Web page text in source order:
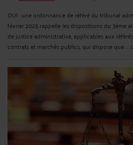
OUI : une ordonnance de référé du tribunal
février 2025 rappelle les dispositions du 3ème
de justice administrative, applicables aux
contrats et marchés publics, qui dispose que ...